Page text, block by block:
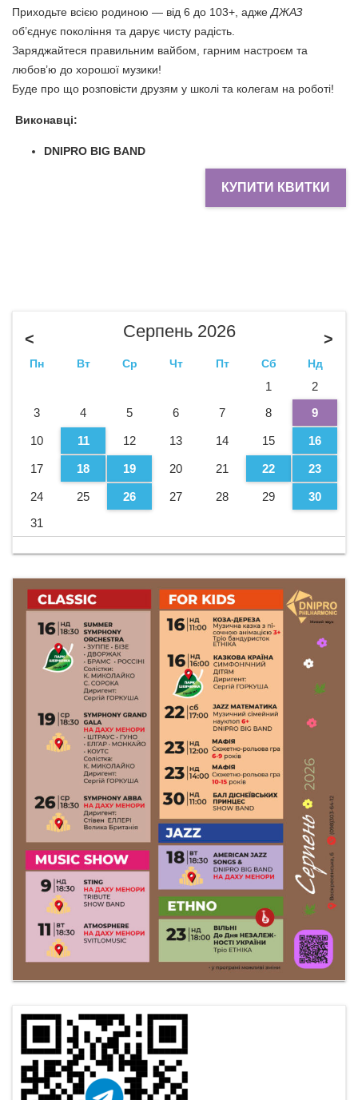
Приходьте всією родиною — від 6 до 103+, адже ДЖАЗ
об’єднує покоління та дарує чисту радість.
Заряджайтеся правильним вайбом, гарним настроєм та
любов’ю до хорошої музики!
Буде про що розповісти друзям у школі та колегам на роботі!
Виконавці:
DNIPRO BIG BAND
КУПИТИ КВИТКИ
Серпень 2026 >
<
Пн Вт Ср Чт Пт Сб Нд
1
2
3
4 5 6 7 8 9
10 11 12 13 14 15 16
17 18 19 20 21 22 23
24 25 26 27 28 29
30
31